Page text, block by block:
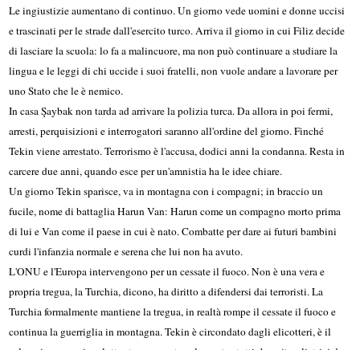
Le ingiustizie aumentano di continuo. Un giorno vede uomini e donne uccisi
e trascinati per le strade dall'esercito turco. Arriva il giorno in cui Filiz decide
di lasciare la scuola: lo fa a malincuore, ma non può continuare a studiare la
lingua e le leggi di chi uccide i suoi fratelli, non vuole andare a lavorare per
uno Stato che le è nemico.
In casa Şaybak non tarda ad arrivare la polizia turca. Da allora in poi fermi,
arresti, perquisizioni e interrogatori saranno all'ordine del giorno. Finché
Tekin viene arrestato. Terrorismo è l'accusa, dodici anni la condanna. Resta in
carcere due anni, quando esce per un'amnistia ha le idee chiare.
Un giorno Tekin sparisce, va in montagna con i compagni; in braccio un
fucile, nome di battaglia Harun Van: Harun come un compagno morto prima
di lui e Van come il paese in cui è nato. Combatte per dare ai futuri bambini
curdi l'infanzia normale e serena che lui non ha avuto.
L'ONU e l'Europa intervengono per un cessate il fuoco. Non è una vera e
propria tregua, la Turchia, dicono, ha diritto a difendersi dai terroristi. La
Turchia formalmente mantiene la tregua, in realtà rompe il cessate il fuoco e
continua la guerriglia in montagna. Tekin è circondato dagli elicotteri, è il